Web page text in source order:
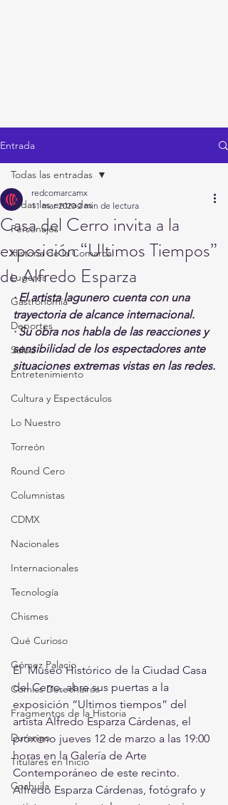
Entrada
Todas las entradas
Personajes
Historia de la Comarca
Lugares
Gastronomía
Deportes
Salud
Entretenimiento
Cultura y Espectáculos
Lo Nuestro
Torreón
Round Cero
Columnistas
CDMX
Nacionales
Internacionales
Tecnología
Chismes
Qué Curioso
Gómez Palacio
Comics Derechairos
Fragmentos de la Historia
Durango
Titulares en Inicio
Coahuila
Todas las entradas
Casa del Cerro invita a la
exposición “Ultimos Tiempos”
de Alfredo Esparza
redcomarcamx
11 mar 2020 2 min de lectura
· El artista lagunero cuenta con una
trayectoria de alcance internacional.
· Su obra nos habla de las reacciones y
sensibilidad de los espectadores ante
situaciones extremas vistas en las redes.
El  Museo Histórico de la Ciudad Casa
del Cerro, abre sus puertas a la
exposición “Ultimos tiempos” del
artista Alfredo Esparza Cárdenas, el
próximo jueves 12 de marzo a las 19:00
horas en la Galería de Arte
Contemporáneo de este recinto.
Alfredo Esparza Cárdenas, fotógrafo y